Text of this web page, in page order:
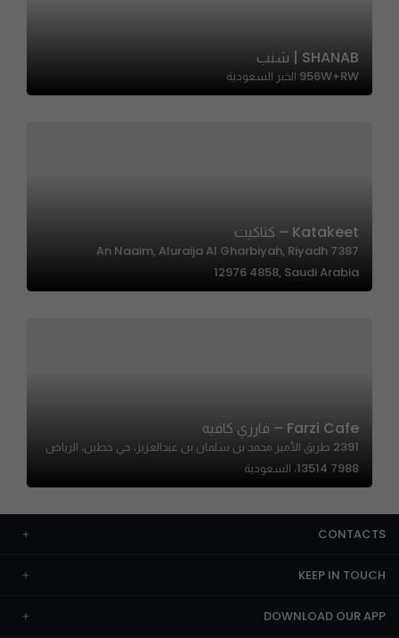
SHANAB | شنب
956W+RW الخبر السعودية
Katakeet – كتاكيت
7387 An Naaim, Aluraija Al Gharbiyah, Riyadh
12976 4858, Saudi Arabia
Farzi Cafe – فارزي كافيه
2391 طريق الأمير محمد بن سلمان بن عبدالعزيز، حي حطين، الرياض
13514 7988، السعودية
CONTACTS
KEEP IN TOUCH
DOWNLOAD OUR APP